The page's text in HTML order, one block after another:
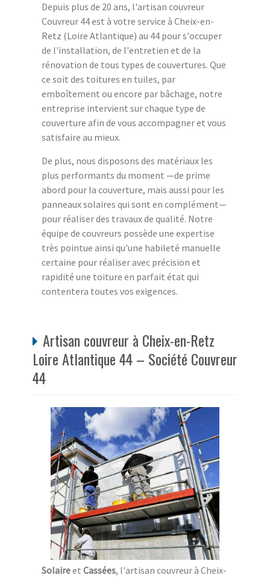
Depuis plus de 20 ans, l'artisan couvreur
Couvreur 44 est à votre service à Cheix-en-
Retz (Loire Atlantique) au 44 pour s'occuper
de l'installation, de l'entretien et de la
rénovation de tous types de couvertures. Que
ce soit des toitures en tuiles, par
emboîtement ou encore par bâchage, notre
entreprise intervient sur chaque type de
couverture afin de vous accompagner et vous
satisfaire au mieux.
De plus, nous disposons des matériaux les
plus performants du moment —de prime
abord pour la couverture, mais aussi pour les
panneaux solaires qui sont en complément—
pour réaliser des travaux de qualité. Notre
équipe de couvreurs possède une expertise
très pointue ainsi qu'une habileté manuelle
certaine pour réaliser avec précision et
rapidité une toiture en parfait état qui
contentera toutes vos exigences.
Artisan couvreur à Cheix-en-Retz
Loire Atlantique 44 – Société Couvreur
44
Solaireet Cassées, l'artisan couvreur à Cheix-